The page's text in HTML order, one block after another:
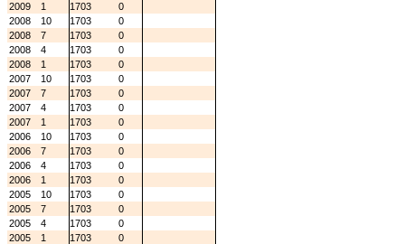
2009
1 1703
0
2008
10 1703
0
2008
7 1703
0
2008
4 1703
0
2008
1 1703
0
2007
10 1703
0
2007
7 1703
0
2007
4 1703
0
2007
1 1703
0
2006
10 1703
0
2006
7 1703
0
2006
4 1703
0
2006
1 1703
0
2005
10 1703
0
2005
7 1703
0
2005
4 1703
0
2005
1 1703
0